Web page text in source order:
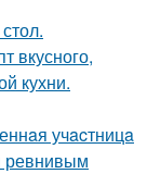
вкусного,
кухни.
учacтницa
ревнивым